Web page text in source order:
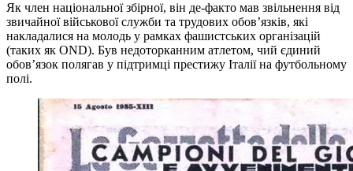
Як член національної збірної, він де-факто мав звільнення від
звичайної військової служби та трудових обов’язків, які
накладалися на молодь у рамках фашистських організацій
(таких як OND). Був недоторканним атлетом, чий єдиний
обов’язок полягав у підтримці престижу Італії на футбольному
полі.